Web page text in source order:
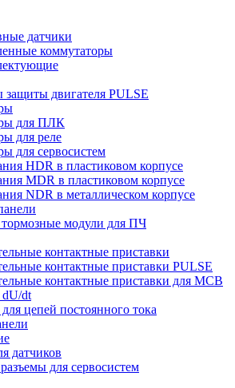
датчики
коммутаторы
защиты двигателя PULSE
для ПЛК
для реле
для сервосистем
HDR в пластиковом корпусе
MDR в пластиковом корпусе
NDR в металлическом корпусе
модули для ПЧ
контактные приставки
контактные приставки PULSE
контактные приставки для MCB
dU/dt
цепей постоянного тока
датчиков
для сервосистем